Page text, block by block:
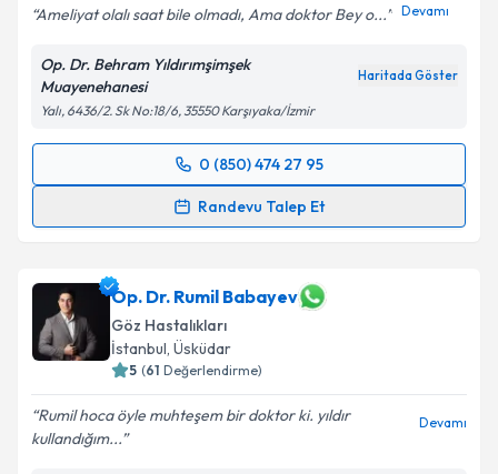
Ameliyat olalı saat bile olmadı, Ama doktor Bey o... Devamı
Op. Dr. Behram Yıldırımşimşek
Muayenehanesi
Haritada Göster
Yalı, 6436/2. Sk No:18/6, 35550 Karşıyaka/İzmir
0 (850) 474 27 95
Randevu Talep Et
Randevu Takvimi Talebi
için bir takvim hazırlandığında e-posta ile
bilgilendireceğiz.
E-posta Adresiniz
Op. Dr. Rumil Babayev
Göz Hastalıkları
İstanbul, Üsküdar
5 (61 Değerlendirme)
Rumil hoca öyle muhteşem bir doktor ki. yıldır
kullandığım...
Devamı